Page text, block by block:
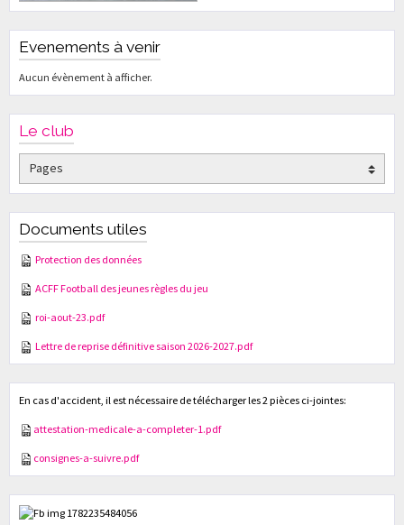
Evenements à venir
Aucun évènement à afficher.
Le club
Documents utiles
Protection des données
ACFF Football des jeunes règles du jeu
roi-aout-23.pdf
Lettre de reprise définitive saison 2026-2027.pdf
En cas d'accident, il est nécessaire de télécharger les 2 pièces ci-jointes:
attestation-medicale-a-completer-1.pdf
consignes-a-suivre.pdf